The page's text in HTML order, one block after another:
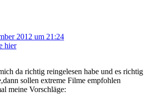
2012 um 21:24
hier
da richtig reingelesen habe und es richtig
sollen extreme Filme empfohlen
meine Vorschläge: